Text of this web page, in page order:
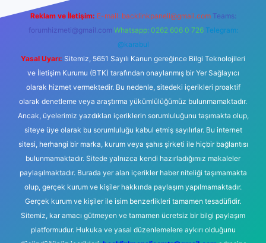
Reklam ve İletişim: E-mail: backlinkpaneli@gmail.com Teams:
forumhizmeti@gmail.com Whatsapp: 0262 606 0 726 Telegram:
@karabul
Yasal Uyarı: Sitemiz, 5651 Sayılı Kanun gereğince Bilgi Teknolojileri
ve İletişim Kurumu (BTK) tarafından onaylanmış bir Yer Sağlayıcı
olarak hizmet vermektedir. Bu nedenle, sitedeki içerikleri proaktif
olarak denetleme veya araştırma yükümlülüğümüz bulunmamaktadır.
Ancak, üyelerimiz yazdıkları içeriklerin sorumluluğunu taşımakta olup,
siteye üye olarak bu sorumluluğu kabul etmiş sayılırlar. Bu internet
sitesi, herhangi bir marka, kurum veya şahıs şirketi ile hiçbir bağlantısı
bulunmamaktadır. Sitede yalnızca kendi hazırladığımız makaleler
paylaşılmaktadır. Burada yer alan içerikler haber niteliği taşımamakta
olup, gerçek kurum ve kişiler hakkında paylaşım yapılmamaktadır.
Gerçek kurum ve kişiler ile isim benzerlikleri tamamen tesadüfidir.
Sitemiz, kar amacı gütmeyen ve tamamen ücretsiz bir bilgi paylaşım
platformudur. Hukuka ve yasal düzenlemelere aykırı olduğunu